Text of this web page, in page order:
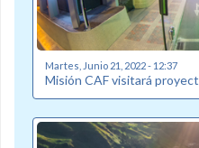
Martes, Junio 21, 2022 - 12:37
Misión CAF visitará